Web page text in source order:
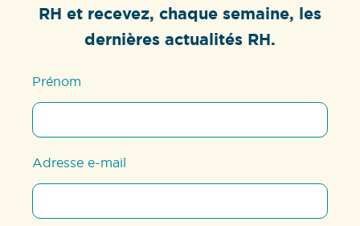
RH et recevez, chaque semaine, les
dernières actualités RH.
Prénom
Adresse e-mail